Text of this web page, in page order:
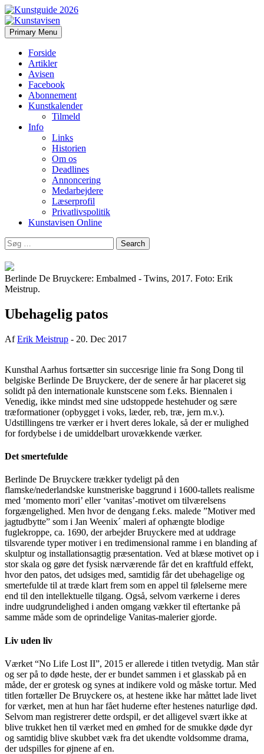
Kunstavisen
Search
Primary Menu Skip
to
Forside
Artikler
Avisen
Facebook
Abonnement
Kunstkalender
Tilmeld
Info
Links
Historien
Om os
Deadlines
Annoncering
Medarbejdere
Læserprofil
Privatlivspolitik
Kunstavisen Online
Search
for:
Berlinde De Bruyckere: Embalmed - Twins, 2017. Foto: Erik
Meistrup.
Ubehagelig patos
AfErik Meistrup - 20. Dec 2017
Kunsthal Aarhus fortsætter sin succesrige linie fra Song Dong til
belgiske Berlinde De Bruyckere, der de senere år har placeret sig
solidt på den internationale kunstscene som f.eks. Biennalen i
Venedig, ikke mindst med sine udstoppede hestehuder og sære
træformationer (opbygget i voks, læder, reb, træ, jern m.v.).
Udstillingens tre værker er i hvert deres lokale, så der er mulighed
for fordybelse i de umiddelbart urovækkende værker.
Det smertefulde
Berlinde De Bruyckere trækker tydeligt på den
flamske/nederlandske kunstneriske baggrund i 1600-tallets realisme
med ‘momento mori’ eller ‘vanitas’-motivet om tilværelsens
forgængelighed. Men hvor de dengang f.eks. malede ”Motiver med
jagtudbytte” som i Jan Weenix´ maleri af ophængte blodige
fuglekroppe, ca. 1690, der arbejder Bruyckere med at uddrage
tilsvarende typer motiver i en tredimensional ramme i en blanding af
skulptur og installationsagtig præsentation. Ved at blæse motivet op i
stor skala og gøre det fysisk nærværende får det en kraftfuld effekt,
hvor den patos, det udsiges med, samtidig får det ubehagelige og
smertefulde til at træde klart frem som en appel til følelserne mere
end til den intellektuelle tilgang. Også, selvom værkerne i deres
indre uudgrundelighed i anden omgang vækker til eftertanke på
samme måde som de oprindelige Vanitas-malerier gjorde.
Liv uden liv
Værket “No Life Lost II”, 2015 er allerede i titlen tvetydig. Man står
og ser på to døde heste, der er bundet sammen i et glasskab på en
måde, der er grotesk og synes at indikere vold og måske tortur. Med
titlen fortæller De Bruyckere os, at hestene ikke har måttet lade livet
for værket, men at hun har fået huderne efter hestenes naturlige død.
Selvom man registrerer dette ordspil, er det alligevel svært ikke at
blive trukket hen til værket med en ømhed for de smukke døde dyr
og samtidig blive skubbet væk fra det ukendte voldsomme drama,
der udspilles for øjnene af en.